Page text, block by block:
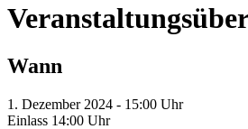
Wann
1. Dezember 2024 - 15:00 Uhr
Einlass 14:00 Uhr